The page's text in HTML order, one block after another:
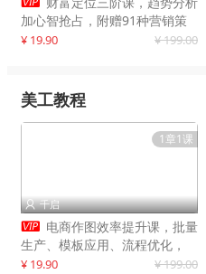
加心智抢占，附赠91种营销策
略模型
¥ 19.90 ¥ 199.00
美工教程
1章1课
 千启
 电商作图效率提升课，批量
生产、模板应用、流程优化，
20+细分品类实操案例，月赚3
¥ 19.90 ¥ 199.00